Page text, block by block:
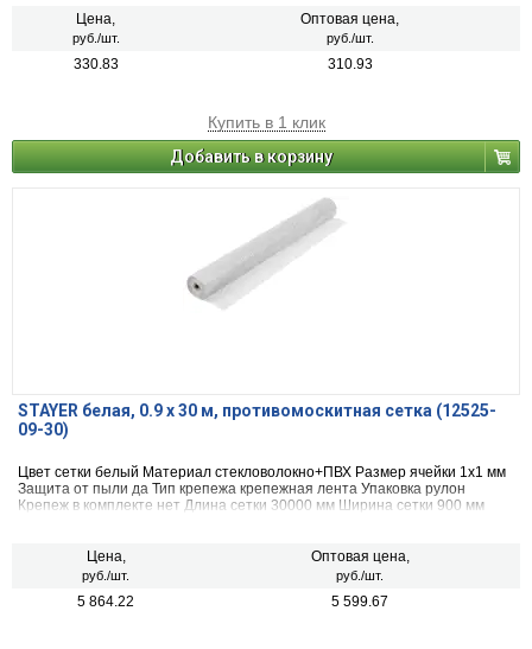
Цена,
руб./шт.
Оптовая цена,
руб./шт.
330.83 310.93
Купить в 1 клик
Добавить в корзину
STAYER белая, 0.9 х 30 м, противомоскитная сетка (12525-
09-30)
Цвет сетки белый Материал стекловолокно+ПВХ Размер ячейки 1х1 мм
Защита от пыли да Тип крепежа крепежная лента Упаковка рулон
Крепеж в комплекте нет Длина сетки 30000 мм Ширина сетки 900 мм
Цена,
руб./шт.
Оптовая цена,
руб./шт.
5 864.22 5 599.67